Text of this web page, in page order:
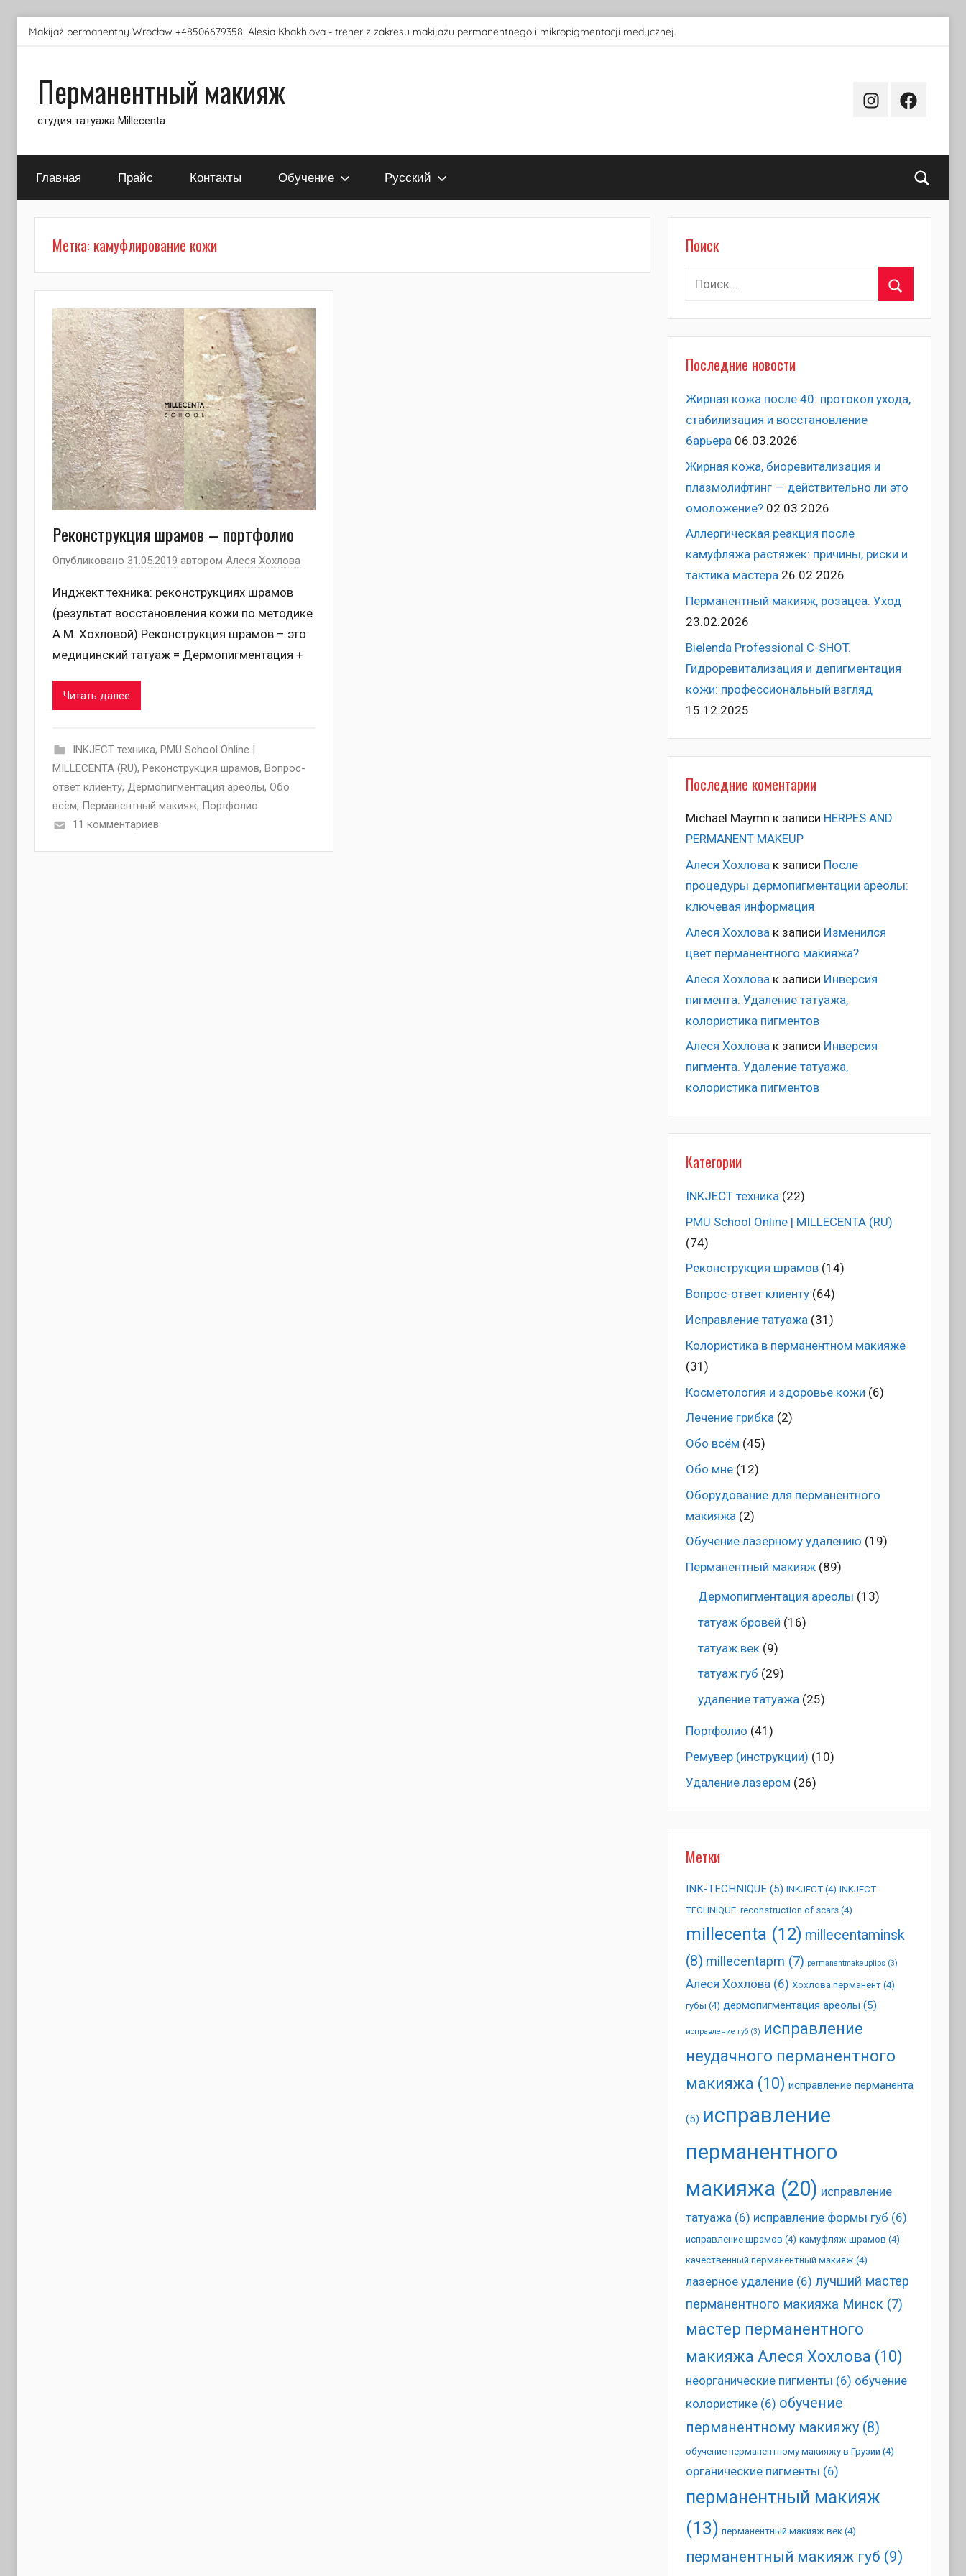
Перейти
Makijaż permanentny Wrocław +48506679358. Alesia Khakhlova - trener z zakresu makijażu permanentnego i mikropigmentacji medycznej.
Перманентный макияж
студия татуажа Millecenta
InstagramFacebook
Главная Прайс Контакты Обучение Русский
Метка: камуфлирование кожи
Реконструкция шрамов – портфолио
Опубликовано 31.05.2019 автором Алеся Хохлова
Инджект техника: реконструкциях шрамов
(результат восстановления кожи по методике
А.М. Хохловой) Реконструкция шрамов – это
медицинский татуаж = Дермопигментация +
Читать далее
INKJECT техника, PMU School Online |
MILLECENTA (RU), Pеконструкция шрамов, Вопрос-
ответ клиенту, Дермопигментация ареолы, Обо
всём, Перманентный макияж, Портфолио
11 комментариев
Поиск
Найти:
Последние новости
Жирная кожа после 40: протокол ухода,
стабилизация и восстановление
барьера 06.03.2026
Жирная кожа, биоревитализация и
плазмолифтинг — действительно ли это
омоложение? 02.03.2026
Аллергическая реакция после
камуфляжа растяжек: причины, риски и
тактика мастера 26.02.2026
Перманентный макияж, розацеа. Уход
23.02.2026
Bielenda Professional C-SHOT.
Гидроревитализация и депигментация
кожи: профессиональный взгляд
15.12.2025
Последние коментарии
Michael Maymn к записи HERPES AND
PERMANENT MAKEUP
Алеся Хохловак записи После
процедуры дермопигментации ареолы:
ключевая информация
Алеся Хохлова к записи Изменился
цвет перманентного макияжа?
Алеся Хохлова к записи Инверсия
пигмента. Удаление татуажа,
колористика пигментов
Алеся Хохловак записи Инверсия
пигмента. Удаление татуажа,
колористика пигментов
Категории
INKJECT техника (22)
PMU School Online | MILLECENTA (RU)
(74)
Pеконструкция шрамов(14)
Вопрос-ответ клиенту(64)
Исправление татуажа (31)
Колористика в перманентном макияже
(31)
Косметология и здоровье кожи (6)
Лечение грибка(2)
Обо всём (45)
Обо мне(12)
Оборудование для перманентного
макияжа (2)
Обучение лазерному удалению (19)
Перманентный макияж(89)
Дермопигментация ареолы (13)
татуаж бровей (16)
татуаж век(9)
татуаж губ (29)
удаление татуажа(25)
Портфолио (41)
Ремувер (инструкции) (10)
Удаление лазером (26)
Метки
INK-TECHNIQUE(5) INKJECT(4) INKJECT
TECHNIQUE: reconstruction of scars(4)
millecenta (12) millecentaminsk
(8) millecentapm (7) permanentmakeuplips(3)
Алеся Хохлова(6) Хохлова перманент(4)
губы (4) дермопигментация ареолы (5)
исправление губ(3) исправление
неудачного перманентного
макияжа (10) исправление перманента
(5) исправление
перманентного
макияжа (20) исправление
татуажа(6) исправление формы губ (6)
исправление шрамов (4) камуфляж шрамов (4)
качественный перманентный макияж (4)
лазерное удаление(6) лучший мастер
перманентного макияжа Минск (7)
мастер перманентного
макияжа Алеся Хохлова (10)
неорганические пигменты (6) обучение
колористике(6) обучение
перманентному макияжу(8)
обучение перманентному макияжу в Грузии (4)
органические пигменты (6)
перманентный макияж
(13) перманентный макияж век(4)
перманентный макияж губ (9)